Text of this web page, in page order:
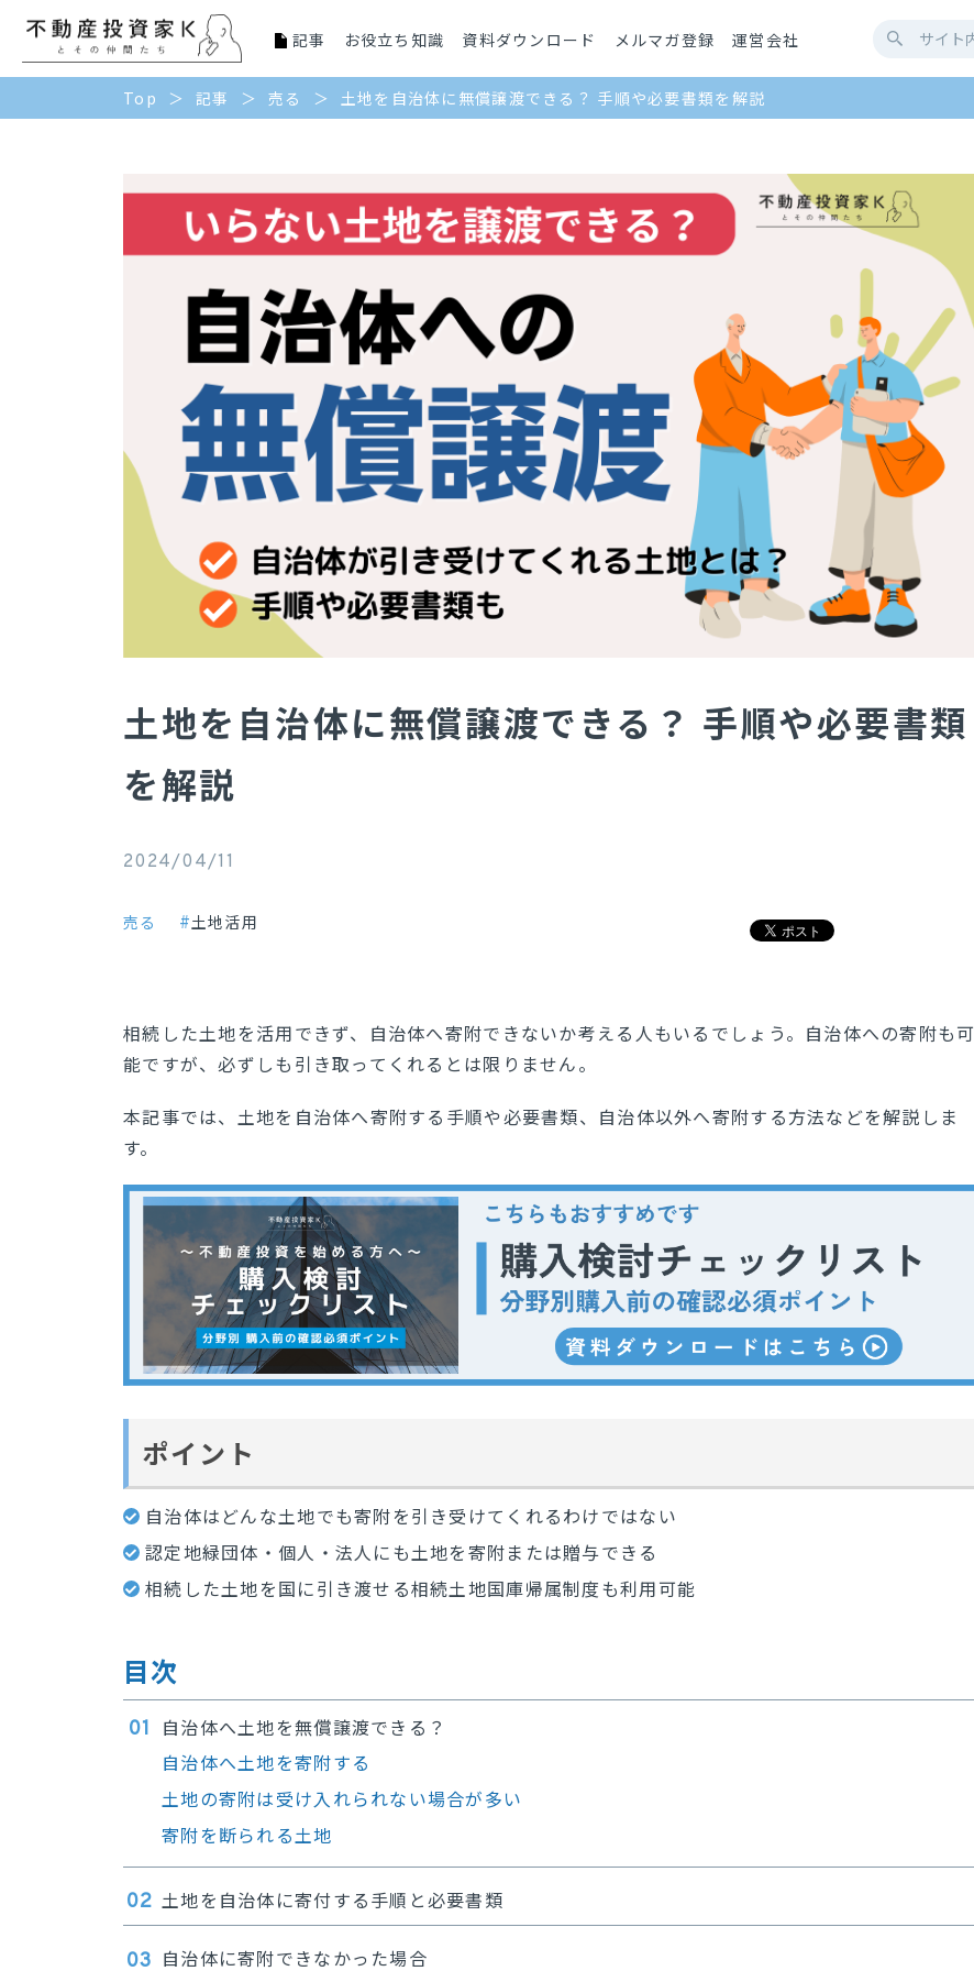
記事 お役立ち知識 資料ダウンロード メルマガ登録 運営会社
Top 記事 売る 土地を自治体に無償譲渡できる？ 手順や必要書類を解説
土地を自治体に無償譲渡できる？ 手順や必要書類
を解説
2024/04/11
売る 土地活用
相続した土地を活用できず、自治体へ寄附できないか考える人もいるでしょう。自治体への寄附も可
能ですが、必ずしも引き取ってくれるとは限りません。
本記事では、土地を自治体へ寄附する手順や必要書類、自治体以外へ寄附する方法などを解説しま
す。
ポイント
自治体はどんな土地でも寄附を引き受けてくれるわけではない
認定地緑団体・個人・法人にも土地を寄附または贈与できる
相続した土地を国に引き渡せる相続土地国庫帰属制度も利用可能
目次
自治体へ土地を無償譲渡できる？
自治体へ土地を寄附する
土地の寄附は受け入れられない場合が多い
寄附を断られる土地
土地を自治体に寄付する手順と必要書類
自治体に寄附できなかった場合